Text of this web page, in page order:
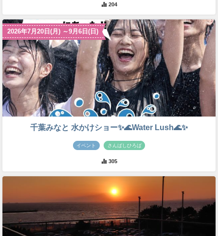
204
2026年7月20日(月) ～9月6日(日)
千葉みなと 水かけショー✨🌊Water Lush🌊✨
イベント さんばしひろば
305